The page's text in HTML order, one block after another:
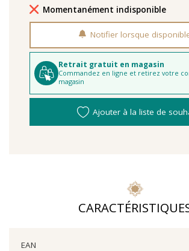
Délais de livraison
Momentanément indisponible
Notifier lorsque
Retrait gratuit en magasin
Commandez en ligne et retirez votre
magasin
Ajouter à la liste de
EAN